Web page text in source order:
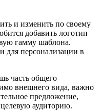
и изменить по своему
добавить логотип
гамму шаблона.
для персонализации в
часть общего
внешнего вида, важно
предложение,
целевую аудиторию.